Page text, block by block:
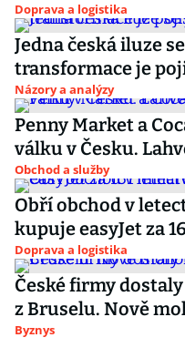
Doprava a logistika
Jedna česká iluze
transformace je
Názory a analýzy
Penny Market a
válku v Česku.
Obchod a služby
Obří obchod v
kupuje easyJet za
Doprava a logistika
České firmy
z Bruselu. Nově
Byznys